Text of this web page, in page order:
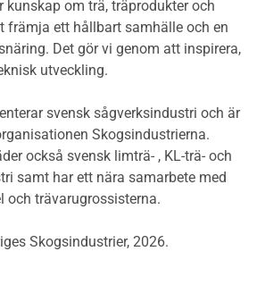
hallar
trähus - generellt
skivmaterial
andra utomhuskonstruktioner
utförande
kunskap om trä, träprodukter och
främja ett hållbart samhälle och en
Det gör vi genom att inspirera,
utveckling.
svensk sågverksindustri och är
Skogsindustrierna.
också svensk limträ- , KL-trä- och
samt har ett nära samarbete med
och trävarugrossisterna.
Skogsindustrier, 2026.